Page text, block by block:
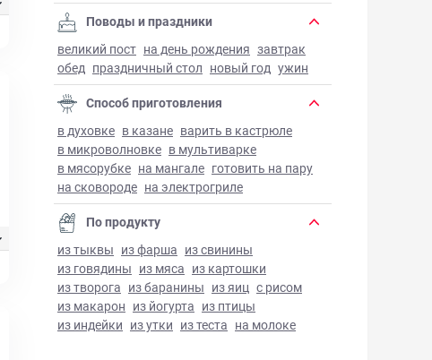
Поводы и праздники
великий пост на день рождения завтрак
обед праздничный стол новый год ужин
Способ приготовления
в духовке в казане варить в кастрюле
в микроволновке в мультиварке
в мясорубке на мангале готовить на пару
на сковороде на электрогриле
По продукту
из тыквы из фарша из свинины
из говядины из мяса из картошки
из творога из баранины из яиц с рисом
из макарон из йогурта из птицы
из индейки из утки из теста на молоке